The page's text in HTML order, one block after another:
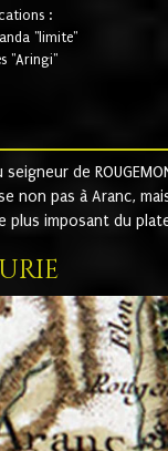
:
"limite"
"Aringi"
de
non pas à Aranc,
plus imposant du